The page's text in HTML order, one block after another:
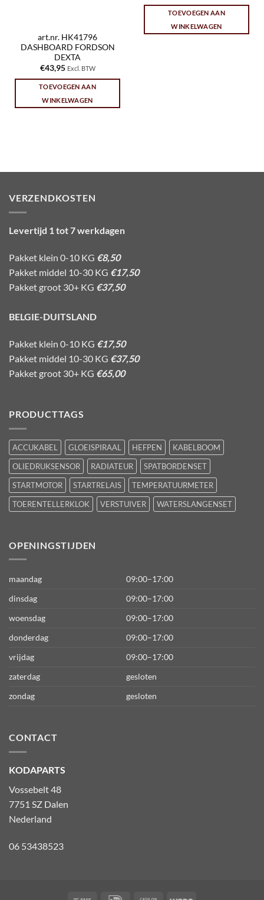
art.nr. HK41796
DASHBOARD FORDSON
DEXTA
€43,95 Excl. BTW
TOEVOEGEN AAN
WINKELWAGEN
TOEVOEGEN AAN
WINKELWAGEN
VERZENDKOSTEN
Levertijd 1 tot 7 werkdagen
Pakket klein 0-10 KG €8,50
Pakket middel 10-30 KG €17,50
Pakket groot 30+ KG €37,50
BELGIE-DUITSLAND
Pakket klein 0-10 KG €17,50
Pakket middel 10-30 KG €37,50
Pakket groot 30+ KG €65,00
PRODUCTTAGS
ACCUKABEL GLOEISPIRAAL HEFPEN
KABELBOOM
OLIEDRUKSENSOR
RADIATEUR
SPATBORDENSET
STARTMOTOR
STARTRELAIS
TEMPERATUURMETER
TOERENTELLERKLOK
VERSTUIVER WATERSLANGENSET
OPENINGSTIJDEN
maandag
09:00–17:00
dinsdag
09:00–17:00
woensdag
09:00–17:00
donderdag
09:00–17:00
vrijdag
09:00–17:00
zaterdag
gesloten
zondag
gesloten
CONTACT
KODAPARTS
Vossebelt 48
7751 SZ Dalen
Nederland
06 53438523